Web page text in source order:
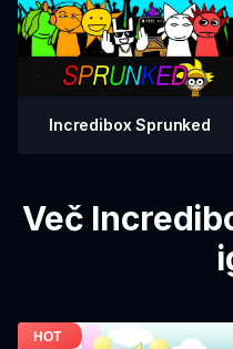
Incredibox Sprunked
Več